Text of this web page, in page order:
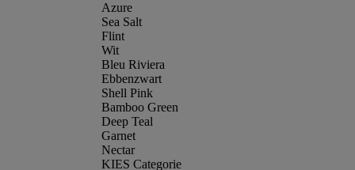
Azure
Sea Salt
Flint
Wit
Bleu Riviera
Ebbenzwart
Shell Pink
Bamboo Green
Deep Teal
Garnet
Nectar
KIES Categorie